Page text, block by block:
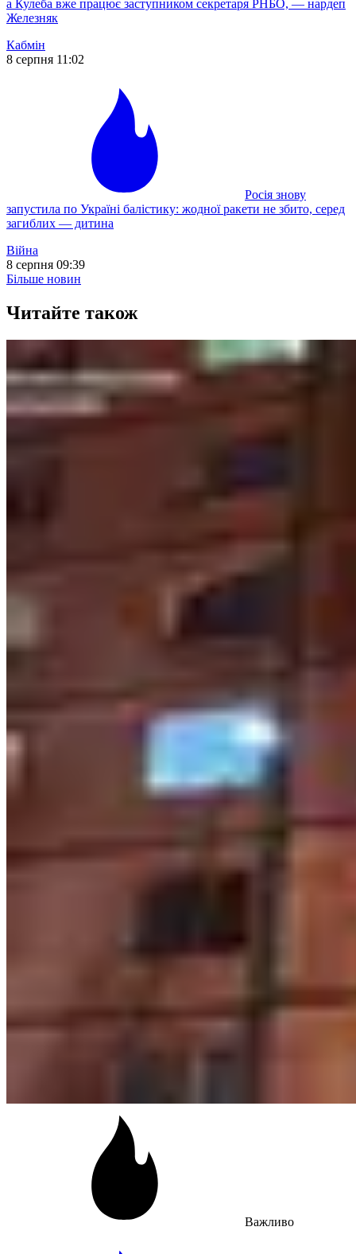
а Кулеба вже працює заступником секретаря РНБО, — нардеп
Железняк
Кабмін
8 серпня 11:02
Росія знову
запустила по Україні балістику: жодної ракети не збито, серед
загиблих — дитина
Війна
8 серпня 09:39
Більше новин
Читайте також
Важливо